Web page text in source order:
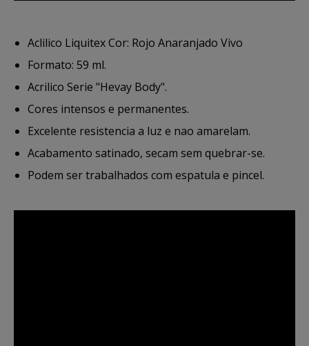
Aclilico Liquitex Cor: Rojo Anaranjado Vivo
Formato: 59 ml.
Acrilico Serie "Hevay Body".
Cores intensos e permanentes.
Excelente resistencia a luz e nao amarelam.
Acabamento satinado, secam sem quebrar-se.
Podem ser trabalhados com espatula e pincel.